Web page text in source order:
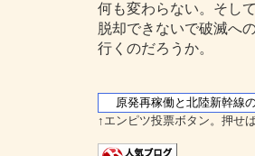
何も変わらない。そし
脱却できないで破滅へ
行くのだろうか。
↑エンピツ投票ボタン。押せ